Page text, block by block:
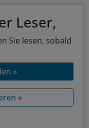
Leser,
Sie lesen, sobald
»
»